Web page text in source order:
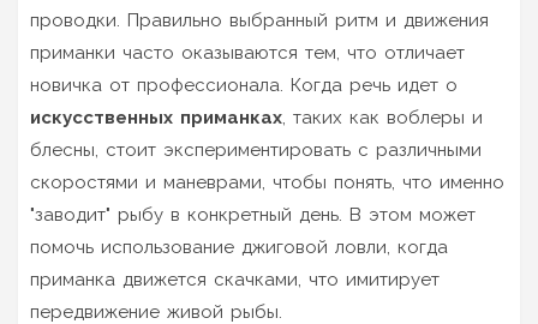
проводки. Правильно выбранный ритм и движения
приманки часто оказываются тем, что отличает
новичка от профессионала. Когда речь идет о
искусственных приманках , таких как воблеры и
блесны, стоит экспериментировать с различными
скоростями и маневрами, чтобы понять, что именно
"заводит" рыбу в конкретный день. В этом может
помочь использование джиговой ловли, когда
приманка движется скачками, что имитирует
передвижение живой рыбы.